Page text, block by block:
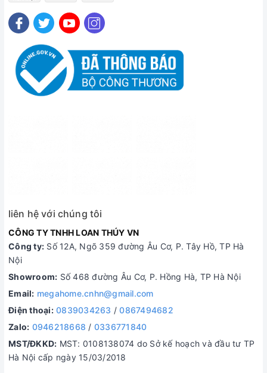
liên hệ với chúng tôi
CÔNG TY TNHH LOAN THÚY VN
Công ty: Số 12A, Ngõ 359 đường Âu Cơ, P. Tây Hồ, TP Hà
Nội
Showroom: Số 468 đường Âu Cơ, P. Hồng Hà, TP Hà Nội
Email: megahome.cnhn@gmail.com
Điện thoại: 0839034263 /0867494682
Zalo: 0946218668 / 0336771840
MST/ĐKKD: MST: 0108138074 do Sở kế hoạch và đầu tư TP
Hà Nội cấp ngày 15/03/2018